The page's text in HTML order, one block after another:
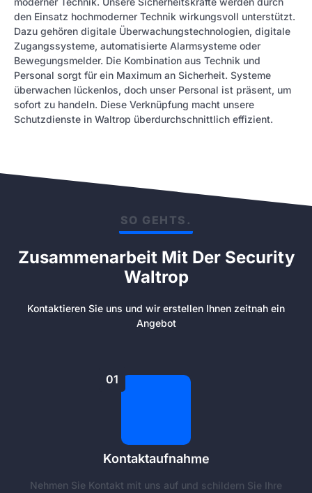
den Einsatz hochmoderner Technik wirkungsvoll unterstützt.
Dazu gehören digitale Überwachungstechnologien, digitale
Zugangssysteme, automatisierte Alarmsysteme oder
Bewegungsmelder. Die Kombination aus Technik und
Personal sorgt für ein Maximum an Sicherheit. Systeme
überwachen lückenlos, doch unser Personal ist präsent, um
sofort zu handeln. Diese Verknüpfung macht unsere
Schutzdienste in Waltrop überdurchschnittlich effizient.
SO GEHTS.
Zusammenarbeit Mit Der Security
Waltrop
Kontaktieren Sie uns und wir erstellen Ihnen zeitnah ein
Angebot
01
Kontaktaufnahme
Nehmen Sie Kontakt mit uns auf und schildern Sie Ihre